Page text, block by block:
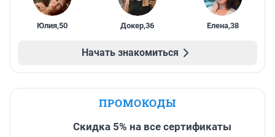
Юлия,50 Докер,36 Елена,38
Начать знакомиться
ПРОМОКОДЫ
Скидка 5% на все сертификаты